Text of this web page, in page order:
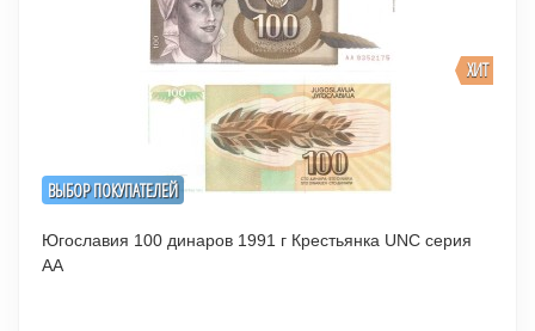
ВЫБОР ПОКУПАТЕЛЕЙ
ХИТ
Югославия 100 динаров 1991 г Крестьянка UNC серия
АА